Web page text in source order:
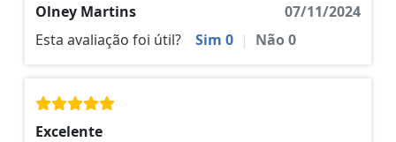
Olney Martins
07/11/2024
Esta avaliação foi útil?
Sim 0 | Não0
Excelente